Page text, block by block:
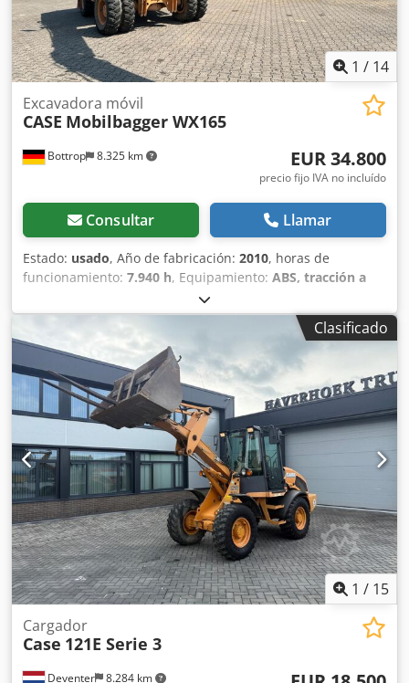
1 / 14
Bottrop 8.325 km
Excavadora móvil
CASE Mobilbagger WX165
EUR 34.800
precio fijo IVA no incluído
Consultar Llamar
Estado: usado, Año de fabricación: 2010, horas de
funcionamiento: 7.940 h, Equipamiento: ABS, tracción a
, MINIESTACIÓN DE EXCAVACIÓN CASE
Tipo: WX165 (Excavadora hidráulica) Número de
homologación: N211 Fabricante del motor: Case Potencia
del motor: 105 kW Horas de funcionamiento: 7940 h Peso
máximo permitido: 18 000 kg Longitud para el transporte:
8,19 m Ancho para el transporte: 1,91 m Altura para el
transporte: 2,89 m Color: Amarillo - Control mediante
joystick - Pala niveladora - Cámara Dcjdpfxszripcj Aagsk
Con gusto le brindamos apoyo también en el ámbito de la
financiación/arrendamiento a través de nuestros socios.
Todos los datos son orientativos. Salvo error y omisión.
Clasificado
1 / 15
Deventer 8.284 km
Cargador
Case 121E Serie 3